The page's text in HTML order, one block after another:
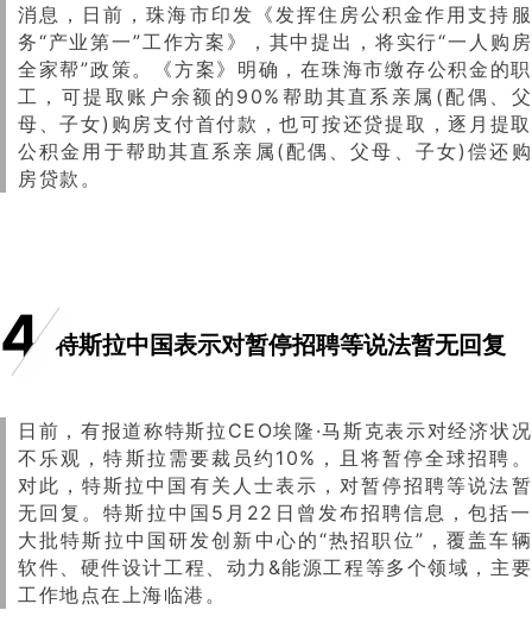
消息，日前，珠海市印发《发挥住房公积金作用支持服
务“产业第一”工作方案》，其中提出，将实行“一人购房
全家帮”政策。《方案》明确，在珠海市缴存公积金的职
工，可提取账户余额的90%帮助其直系亲属(配偶、父
母、子女)购房支付首付款，也可按还贷提取，逐月提取
公积金用于帮助其直系亲属(配偶、父母、子女)偿还购
房贷款。
4 特斯拉中国表示对暂停招聘等说法暂无回复
日前，有报道称特斯拉CEO埃隆·马斯克表示对经济状况
不乐观，特斯拉需要裁员约10%，且将暂停全球招聘。
对此，特斯拉中国有关人士表示，对暂停招聘等说法暂
无回复。特斯拉中国5月22日曾发布招聘信息，包括一
大批特斯拉中国研发创新中心的“热招职位”，覆盖车辆
软件、硬件设计工程、动力&能源工程等多个领域，主要
工作地点在上海临港。